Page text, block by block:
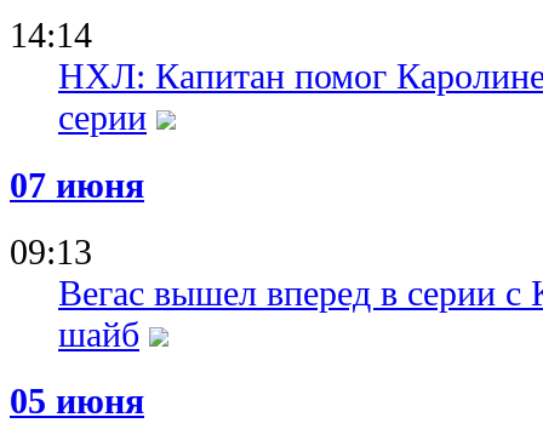
14:14
НХЛ: Капитан помог Каролине
серии
07 июня
09:13
Вегас вышел вперед в серии с
шайб
05 июня